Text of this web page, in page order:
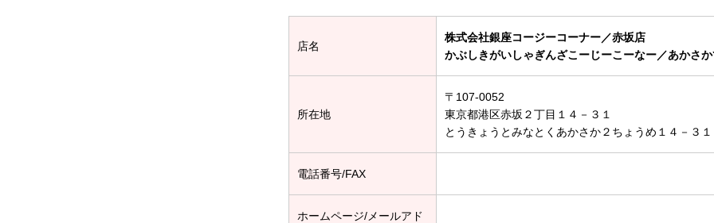
店名
株式会社銀座コージーコーナー／赤坂店
かぶしきがいしゃぎんざこーじーこーなー／あかさ
所在地
〒107-0052
東京都港区赤坂２丁目１４－３１
とうきょうとみなとくあかさか２ちょうめ１４－３１
電話番号/FAX
ホームページ/メールアド